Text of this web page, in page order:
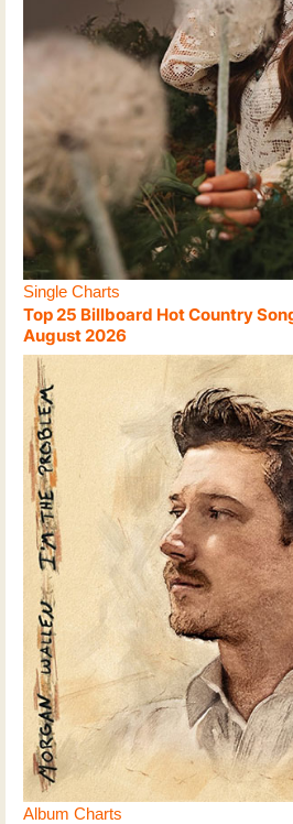
Single Charts
Top 25 Billboard Hot Country
August 2026
Album Charts